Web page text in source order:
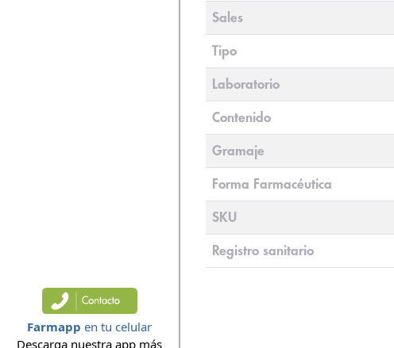
Farmapp en tu celular
Descarga nuestra app más
Sales
Tipo
Laboratorio
Contenido
Gramaje
Forma Farmacéutica
SKU
Registro sanitario